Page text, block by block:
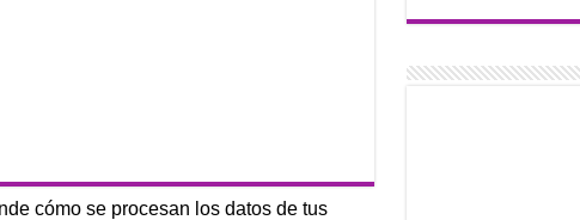
cómo se procesan los datos de tus